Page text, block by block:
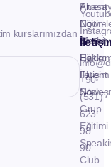
kurslarımızdan
İletişim
Fluent
Now -
Birebir
Eğitim
Fluent
Now -
Grup
Eğitimi
Club
+90
(531)
623
98
90